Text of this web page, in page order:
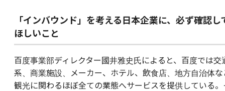
「インバウンド」を考える日本企業に、必ず確認し
ほしいこと
百度事業部ディレクター國井雅史氏によると、百度では交
系、商業施設、メーカー、ホテル、飲食店、地方自治体な
観光に関わるほぼ全ての業態へサービスを提供している。